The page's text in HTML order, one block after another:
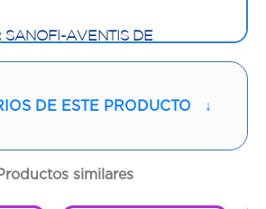
SANOFI-AVENTIS DE
ORAL
1 Und
DE ESTE PRODUCTO ↓
similares